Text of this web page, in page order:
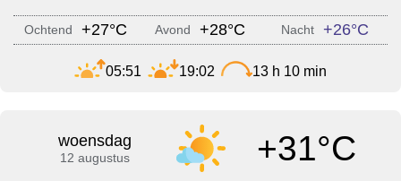
Ochtend +27°C Avond +28°C Nacht +26°C
05:51 19:02 13 h 10 min
woensdag
12 augustus +31°C